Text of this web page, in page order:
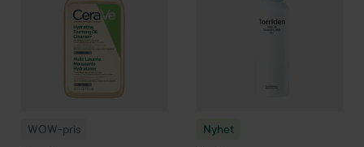
WOW-pris Nyhet